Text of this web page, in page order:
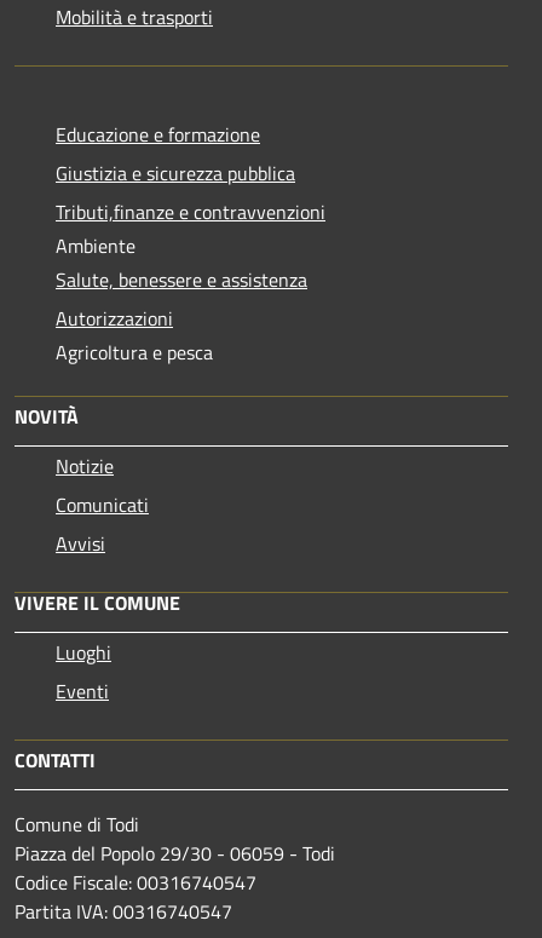
Mobilità e trasporti
Educazione e formazione
Giustizia e sicurezza pubblica
Tributi,finanze e contravvenzioni
Ambiente
Salute, benessere e assistenza
Autorizzazioni
Agricoltura e pesca
NOVITÀ
Notizie
Comunicati
Avvisi
VIVERE IL COMUNE
Luoghi
Eventi
CONTATTI
Comune di Todi
Piazza del Popolo 29/30 - 06059 - Todi
Codice Fiscale: 00316740547
Partita IVA: 00316740547